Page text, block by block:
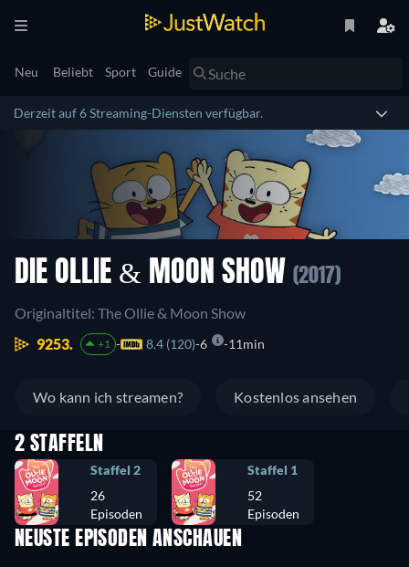
Neu Beliebt Sport Guide
Derzeit auf 6 Streaming-Diensten verfügbar.
DIE OLLIE & MOON SHOW (2017)
Originaltitel: The Ollie & Moon Show
9253.
+1 8.4 (120) 6 11min
Wo kann ich streamen? Kostenlos ansehen
2 STAFFELN
Staffel 2
26
Episoden
Staffel 1
52
Episoden
NEUSTE EPISODEN ANSCHAUEN